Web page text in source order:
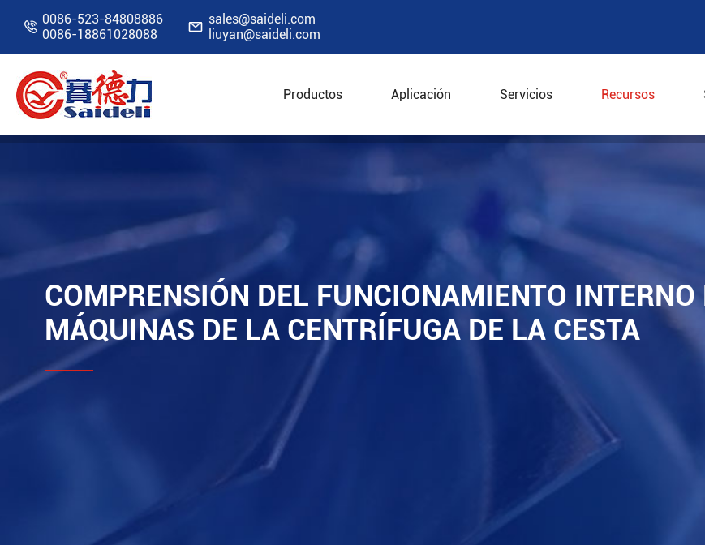
 0086-523-84808886
0086-18861028088
 sales@saideli.com
liuyan@saideli.com
Productos Aplicación Servicios Recursos
Inicio Recursos
COMPRENSIÓN DEL FUNCIONAMIENTO INTERNO
MÁQUINAS DE LA CENTRÍFUGA DE LA CESTA